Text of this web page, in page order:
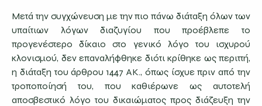
Μετά την συγχώνευση με την πιο πάνω διάταξη όλων των
υπαίτιων λόγων διαζυγίου που προέβλεπε το
προγενέστερο δίκαιο στο γενικό λόγο του ισχυρού
κλονισμού, δεν επαναλήφθηκε διότι κρίθηκε ως περιττή,
η διάταξη του άρθρου 1447 ΑΚ., όπως ίσχυε πριν από την
τροποποίησή του, που καθιέρωνε ως αυτοτελή
αποσβεστικό λόγο του δικαιώματος προς διάζευξη την